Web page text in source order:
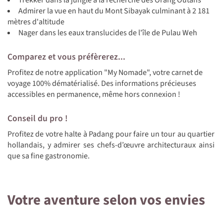
Admirer la vue en haut du Mont Sibayak culminant à 2 181
mètres d'altitude
Nager dans les eaux translucides de l'île de Pulau Weh
Comparez et vous préfèrerez...
Profitez de notre application "My Nomade", votre carnet de
voyage 100% dématérialisé. Des informations précieuses
accessibles en permanence, même hors connexion !
Conseil du pro !
Profitez de votre halte à Padang pour faire un tour au quartier
hollandais, y admirer ses chefs-d’œuvre architecturaux ainsi
que sa fine gastronomie.
Votre aventure selon vos envies